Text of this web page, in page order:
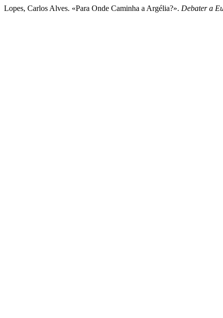
Lopes, Carlos Alves. «Para Onde Caminha a Argélia?». Debater a